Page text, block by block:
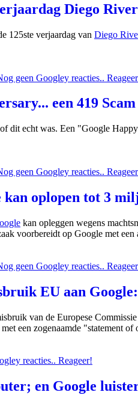
Diego
125ste verjaardag van Diego
geen Googley reacties..
een 419 Scam
dit echt was. Een "Google
geen Googley reacties..
kan oplopen tot 3
kan opleggen wegens
voorbereidt op Google met
geen Googley reacties..
EU aan
van de Europese
een zogenaamde "statement
reacties.. Reageer!
en Google